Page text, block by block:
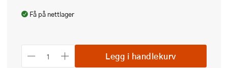
Få på nettlager
Legg i handlekurv